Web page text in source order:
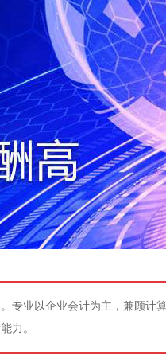
专业以企业会计为主，兼顾计
力。